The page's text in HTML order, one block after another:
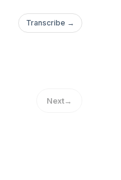
Transcribe →
Next→